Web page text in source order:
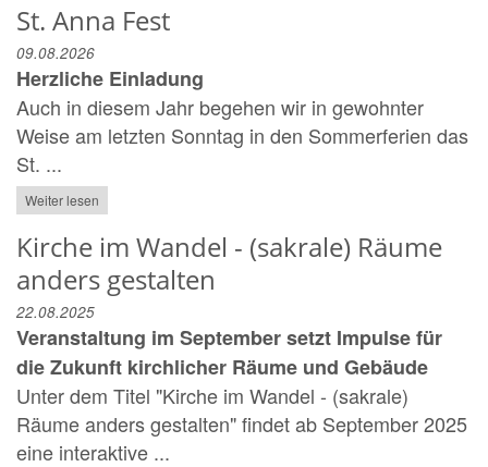
St. Anna Fest
09.08.2026
Herzliche Einladung
Auch in diesem Jahr begehen wir in gewohnter
Weise am letzten Sonntag in den Sommerferien das
St. ...
Weiter lesen
Kirche im Wandel - (sakrale) Räume
anders gestalten
22.08.2025
Veranstaltung im September setzt Impulse für
die Zukunft kirchlicher Räume und Gebäude
Unter dem Titel "Kirche im Wandel - (sakrale)
Räume anders gestalten" findet ab September 2025
eine interaktive ...